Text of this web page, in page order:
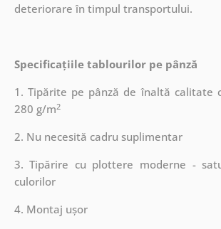
deteriorare în timpul transportului.
Specificațiile tablourilor pe pânză
1. Tipărite pe pânză de înaltă calitate
280 g/m2
2. Nu necesită cadru suplimentar
3. Tipărire cu plottere moderne -
culorilor
4. Montaj ușor